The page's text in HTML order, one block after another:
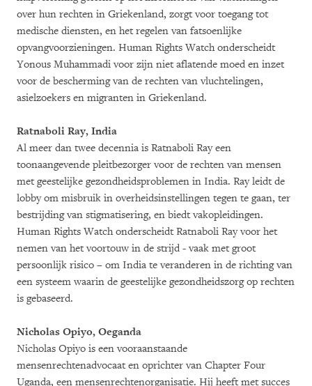
over hun rechten in Griekenland, zorgt voor toegang tot
medische diensten, en het regelen van fatsoenlijke
opvangvoorzieningen. Human Rights Watch onderscheidt
Yonous Muhammadi voor zijn niet aflatende moed en inzet
voor de bescherming van de rechten van vluchtelingen,
asielzoekers en migranten in Griekenland.
Ratnaboli Ray, India
Al meer dan twee decennia is Ratnaboli Ray een
toonaangevende pleitbezorger voor de rechten van mensen
met geestelijke gezondheidsproblemen in India. Ray leidt de
lobby om misbruik in overheidsinstellingen tegen te gaan, ter
bestrijding van stigmatisering, en biedt vakopleidingen.
Human Rights Watch onderscheidt Ratnaboli Ray voor het
nemen van het voortouw in de strijd - vaak met groot
persoonlijk risico – om India te veranderen in de richting van
een systeem waarin de geestelijke gezondheidszorg op rechten
is gebaseerd.
Nicholas Opiyo, Oeganda
Nicholas Opiyo is een vooraanstaande
mensenrechtenadvocaat en oprichter van Chapter Four
Uganda, een mensenrechtenorganisatie. Hij heeft met succes